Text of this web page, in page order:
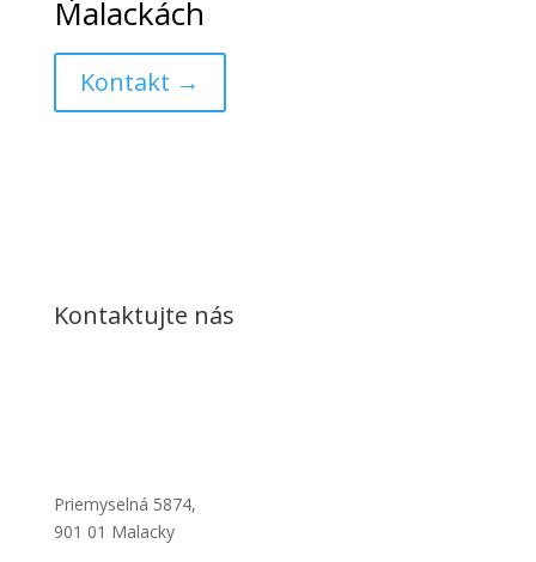
Malackách
Kontakt →
Kontaktujte nás
Priemyselná 5874,
901 01 Malacky